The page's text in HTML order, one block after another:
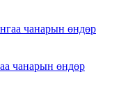
чанарын өндөр